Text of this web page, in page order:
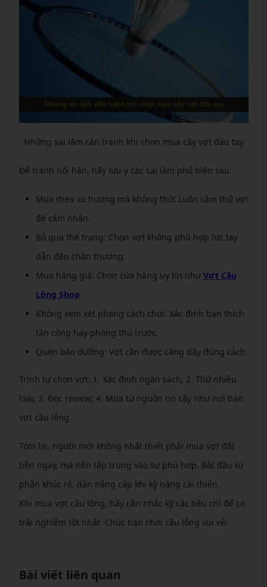
Những sai lầm cần tránh khi chọn mua cây vợt đầu tay
Để tránh hối hận, hãy lưu ý các sai lầm phổ biến sau:
Mua theo xu hướng mà không thử: Luôn cầm thử vợt
để cảm nhận.
Bỏ qua thể trạng: Chọn vợt không phù hợp lực tay
dẫn đến chấn thương.
Mua hàng giả: Chọn cửa hàng uy tín nhưVợt Cầu
Lông Shop.
Không xem xét phong cách chơi: Xác định bạn thích
tấn công hay phòng thủ trước.
Quên bảo dưỡng: Vợt cần được căng dây đúng cách.
Trình tự chọn vợt: 1. Xác định ngân sách; 2. Thử nhiều
loại; 3. Đọc review; 4. Mua từ nguồn tin cậy như nơi bán
vợt cầu lông.
Tóm lại, người mới không nhất thiết phải mua vợt đắt
tiền ngay, mà nên tập trung vào sự phù hợp. Bắt đầu từ
phân khúc rẻ, dần nâng cấp khi kỹ năng cải thiện.
Khi mua vợt cầu lông, hãy cân nhắc kỹ các tiêu chí để có
trải nghiệm tốt nhất. Chúc bạn chơi cầu lông vui vẻ!
Bài viết liên quan